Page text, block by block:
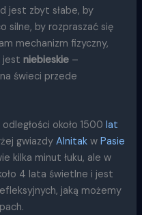
jest zbyt słabe, by
silne, by rozpraszać się
mechanizm fizyczny,
jestniebieskie –
świeci przede
odległości około 1500lat
gwiazdyAlnitak wPasie
kilka minut łuku, ale w
4 lata świetlne i jest
jaką możemy